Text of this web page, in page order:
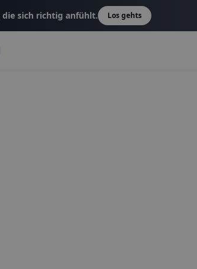
die sich richtig anfühlt. Los gehts